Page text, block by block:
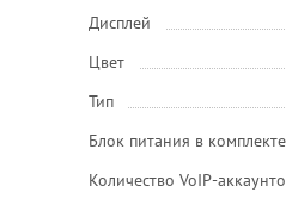
Дисплей
Цвет
Тип
Блок питания в комплекте
Количество VoIP-